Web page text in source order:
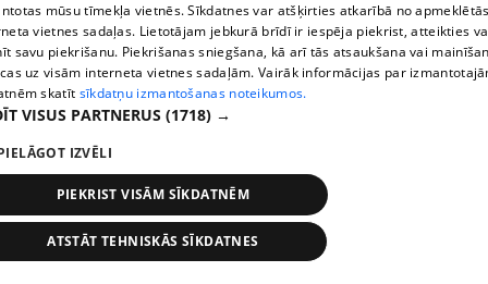
pirms 1 nedēļas, 1 dienas
mūsu tīmekļa vietnēs. Sīkdatnes var atšķirties atkarībā no
vietnes sadaļas. Lietotājam jebkurā brīdī ir iespēja piekrist, atteikties
savu piekrišanu. Piekrišanas sniegšana, kā arī tās atsaukšana vai
uz visām interneta vietnes sadaļām. Vairāk informācijas par
skatīt sīkdatņu izmantošanas noteikumos.
VISUS PARTNERUS (1718) →
IZVĒLI
PIEKRIST VISĀM SĪKDATNĒM
ATSTĀT TEHNISKĀS SĪKDATNES